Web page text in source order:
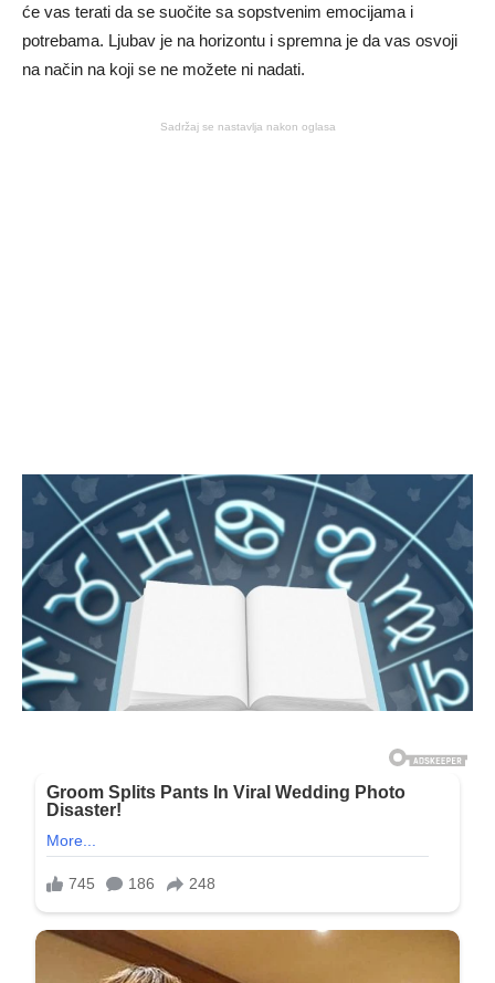
će vas terati da se suočite sa sopstvenim emocijama i
potrebama. Ljubav je na horizontu i spremna je da vas osvoji
na način na koji se ne možete ni nadati.
Sadržaj se nastavlja nakon oglasa